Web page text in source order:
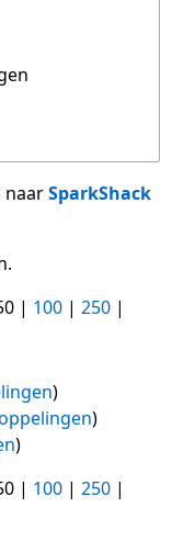
naarSparkShack
| 100 | 250 |
)
)
)
| 100 | 250 |